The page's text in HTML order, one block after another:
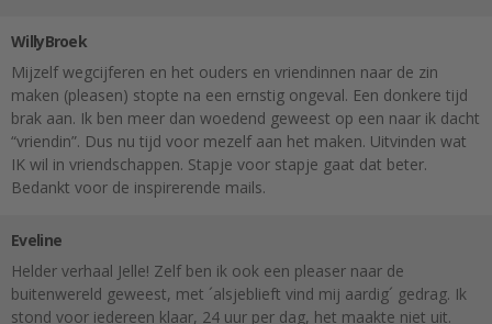
WillyBroek
Mijzelf wegcijferen en het ouders en vriendinnen naar de zin
maken (pleasen) stopte na een ernstig ongeval. Een donkere tijd
brak aan. Ik ben meer dan woedend geweest op een naar ik dacht
“vriendin”. Dus nu tijd voor mezelf aan het maken. Uitvinden wat
IK wil in vriendschappen. Stapje voor stapje gaat dat beter.
Bedankt voor de inspirerende mails.
Eveline
Helder verhaal Jelle! Zelf ben ik ook een pleaser naar de
buitenwereld geweest, met ´alsjeblieft vind mij aardig´ gedrag. Ik
stond voor iedereen klaar, 24 uur per dag, het maakte niet uit.